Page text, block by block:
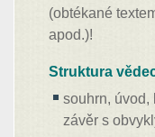
(obtékané
apod.)!
Struktura
souhrn, úvod,
závěr s